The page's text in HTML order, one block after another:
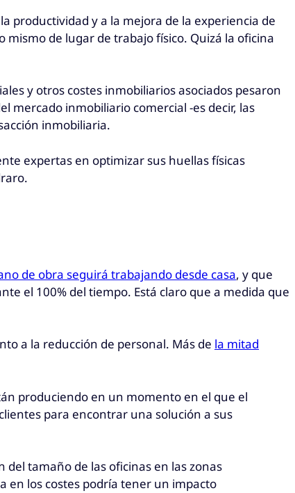
productividad y a la mejora de la experiencia de
de lugar de trabajo físico. Quizá la oficina
y otros costes inmobiliarios asociados pesaron
mercado inmobiliario comercial -es decir, las
inmobiliaria.
expertas en optimizar sus huellas físicas
de obra seguirá trabajando desde casa, y que
el 100% del tiempo. Está claro que a medida que
a la reducción de personal. Más de la mitad
produciendo en un momento en el que el
para encontrar una solución a sus
tamaño de las oficinas en las zonas
en los costes podría tener un impacto